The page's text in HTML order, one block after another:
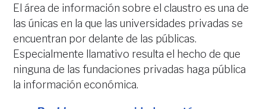
El área de información sobre el claustro es una de
las únicas en la que las universidades privadas se
encuentran por delante de las públicas.
Especialmente llamativo resulta el hecho de que
ninguna de las fundaciones privadas haga pública
la información económica.